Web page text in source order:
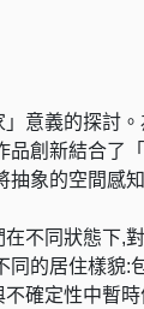
意義的探討
品創新結合了
抽象的空間感
不同狀態下,
同的居住樣貌:
確定性中暫